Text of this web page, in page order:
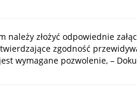
złożyć odpowiednie
zgodność
wymagane pozwolenie, –